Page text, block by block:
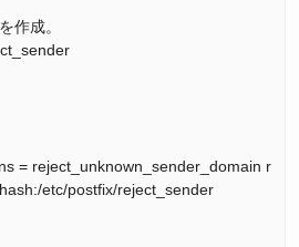
作成。
= reject_unknown_sender_domain r
etc/postfix/reject_sender